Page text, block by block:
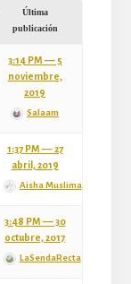
Última
publicación
3:14 PM –– 5
noviembre,
2019
Salaam
1:37 PM –– 27
abril, 2019
Aisha Muslima
3:48 PM –– 30
octubre, 2017
LaSendaRecta